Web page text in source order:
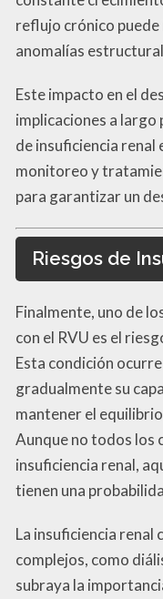
reflujo crónico
anomalías
Este impacto en el
implicaciones a largo
de insuficiencia renal
monitoreo y
para garantizar un
Riesgos de
Finalmente, uno de
con el RVU es el
Esta condición
gradualmente su
mantener el
Aunque no todos los
insuficiencia renal,
tienen una
La insuficiencia
complejos, como
subraya la